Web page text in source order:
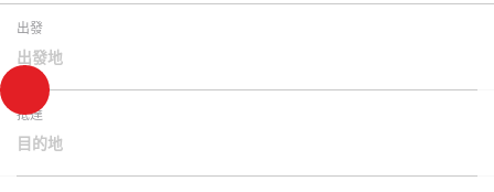
出發
出發地
抵達
目的地